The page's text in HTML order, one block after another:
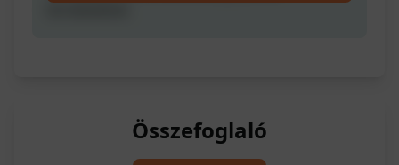
Összefoglaló